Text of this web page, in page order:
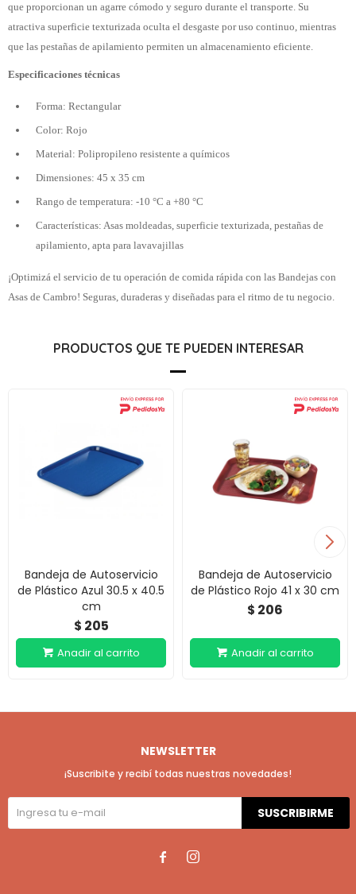
que proporcionan un agarre cómodo y seguro durante el transporte. Su
atractiva superficie texturizada oculta el desgaste por uso continuo, mientras
que las pestañas de apilamiento permiten un almacenamiento eficiente.
Especificaciones técnicas
Forma: Rectangular
Color: Rojo
Material: Polipropileno resistente a químicos
Dimensiones: 45 x 35 cm
Rango de temperatura: -10 °C a +80 °C
Características: Asas moldeadas, superficie texturizada, pestañas de
apilamiento, apta para lavavajillas
¡Optimizá el servicio de tu operación de comida rápida con las Bandejas con
Asas de Cambro! Seguras, duraderas y diseñadas para el ritmo de tu negocio.
PRODUCTOS QUE TE PUEDEN INTERESAR
Bandeja de Autoservicio
de Plástico Azul 30.5 x 40.5
cm
$ 205
Bandeja de Autoservicio
de Plástico Rojo 41 x 30 cm
$ 206
NEWSLETTER
¡Suscribite y recibí todas nuestras novedades!
SUSCRIBIRME
 